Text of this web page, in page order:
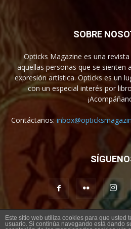
SOBRE
Opticks Magazine es una
aquellas personas que se
expresión artística. Opticks es un
con un especial interés por
Contáctanos:
Aviso legal
Este sitio web utiliza cookies para que usted
usuario. Si continúa navegando está dando